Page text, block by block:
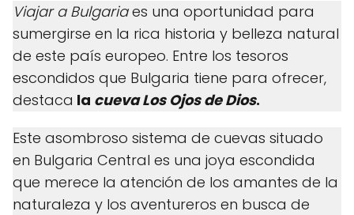
Viajar a Bulgariaes una oportunidad para
sumergirse en la rica historia y belleza natural
de este país europeo. Entre los tesoros
escondidos que Bulgaria tiene para ofrecer,
destaca la cueva Los Ojos de Dios.
Este asombroso sistema de cuevas situado
en Bulgaria Central es una joya escondida
que merece la atención de los amantes de la
naturaleza y los aventureros en busca de